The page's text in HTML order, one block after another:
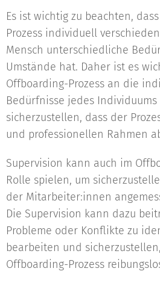
Es ist wichtig zu beachten,
Prozess individuell
Mensch unterschiedliche
Umstände hat. Daher ist es
Offboarding-Prozess an die
Bedürfnisse jedes Individuums
sicherzustellen, dass der
und professionellen Rahmen
Supervision kann auch im
Rolle spielen, um
der Mitarbeiter:innen
Die Supervision kann dazu
Probleme oder Konflikte zu
bearbeiten und
Offboarding-Prozess